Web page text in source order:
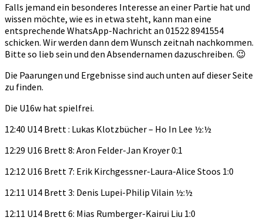
Falls jemand ein besonderes Interesse an einer Partie hat und
wissen möchte, wie es in etwa steht, kann man eine
entsprechende WhatsApp-Nachricht an 01522 8941554
schicken. Wir werden dann dem Wunsch zeitnah nachkommen.
Bitte so lieb sein und den Absendernamen dazuschreiben. 😉
Die Paarungen und Ergebnisse sind auch unten auf dieser Seite
zu finden.
Die U16w hat spielfrei.
12:40 U14 Brett : Lukas Klotzbücher – Ho In Lee ½:½
12:29 U16 Brett 8: Aron Felder-Jan Kroyer 0:1
12:12 U16 Brett 7: Erik Kirchgessner-Laura-Alice Stoos 1:0
12:11 U14 Brett 3: Denis Lupei-Philip Vilain ½:½
12:11 U14 Brett 6: Mias Rumberger-Kairui Liu 1:0